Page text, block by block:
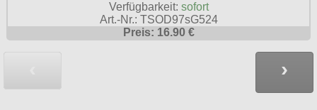
Verfügbarkeit: sofort
Art.-Nr.: TSOD97sG524
Preis: 16.90 €
›